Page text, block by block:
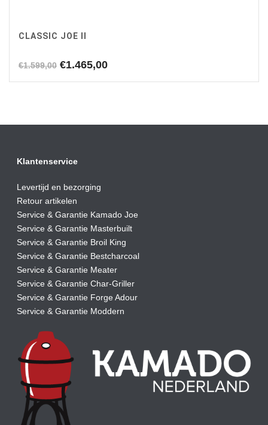
CLASSIC JOE II
€1.599,00 Oorspronkelijke
€1.465,00Huidige
Klantenservice
Levertijd en bezorging
Retour artikelen
Service & Garantie Kamado Joe
Service & Garantie Masterbuilt
Service & Garantie Broil King
Service & Garantie Bestcharcoal
Service & Garantie Meater
Service & Garantie Char-Griller
Service & Garantie Forge Adour
Service & Garantie Moddern